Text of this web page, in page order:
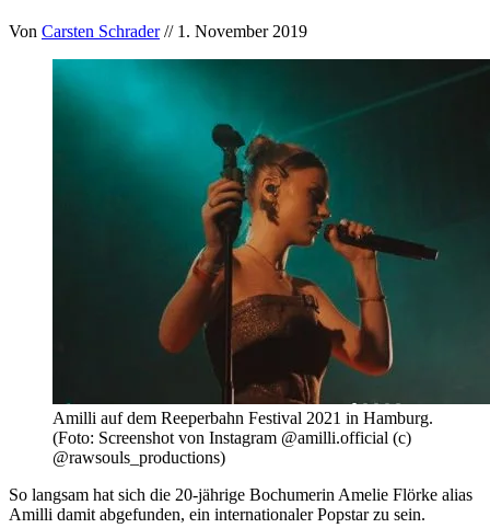
Von Carsten Schrader// 1. November 2019
Amilli auf dem Reeperbahn Festival 2021 in Hamburg.
(Foto: Screenshot von Instagram @amilli.official (c)
@rawsouls_productions)
So langsam hat sich die 20-jährige Bochumerin Amelie Flörke alias
Amilli damit abgefunden, ein internationaler Popstar zu sein.